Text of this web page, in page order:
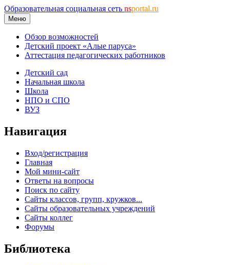
Образовательная социальная сеть nsportal.ru
Меню
Обзор возможностей
Детский проект «Алые паруса»
Аттестация педагогических работников
Детский сад
Начальная школа
Школа
НПО и СПО
ВУЗ
Навигация
Вход/регистрация
Главная
Мой мини-сайт
Ответы на вопросы
Поиск по сайту
Сайты классов, групп, кружков...
Сайты образовательных учреждений
Сайты коллег
Форумы
Библиотека